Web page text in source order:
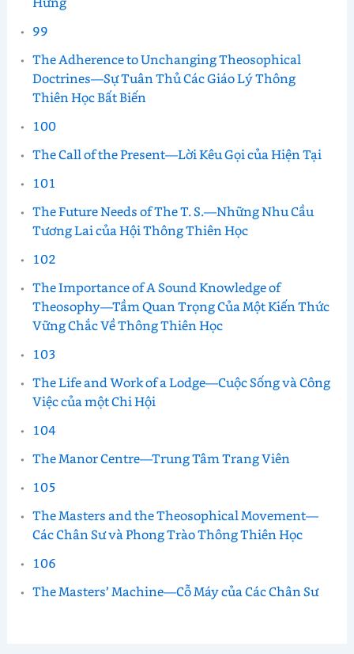
99
The Adherence to Unchanging Theosophical
Doctrines—Sự Tuân Thủ Các Giáo Lý Thông
Thiên Học Bất Biến
100
The Call of the Present—Lời Kêu Gọi của Hiện Tại
101
The Future Needs of The T. S.—Những Nhu Cầu
Tương Lai của Hội Thông Thiên Học
102
The Importance of A Sound Knowledge of
Theosophy—Tầm Quan Trọng Của Một Kiến Thức
Vững Chắc Về Thông Thiên Học
103
The Life and Work of a Lodge—Cuộc Sống và Công
Việc của một Chi Hội
104
The Manor Centre—Trung Tâm Trang Viên
105
The Masters and the Theosophical Movement—
Các Chân Sư và Phong Trào Thông Thiên Học
106
The Masters’ Machine—Cỗ Máy của Các Chân Sư